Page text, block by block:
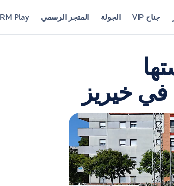
جناح VIP الجولة المتجر الرسمي RM Play
في خيريز